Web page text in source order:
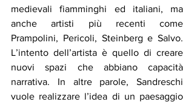
medievali fiamminghi ed italiani, ma
anche artisti più recenti come
Prampolini, Pericoli, Steinberg e Salvo.
L’intento dell’artista è quello di creare
nuovi spazi che abbiano capacità
narrativa. In altre parole, Sandreschi
vuole realizzare l’idea di un paesaggio